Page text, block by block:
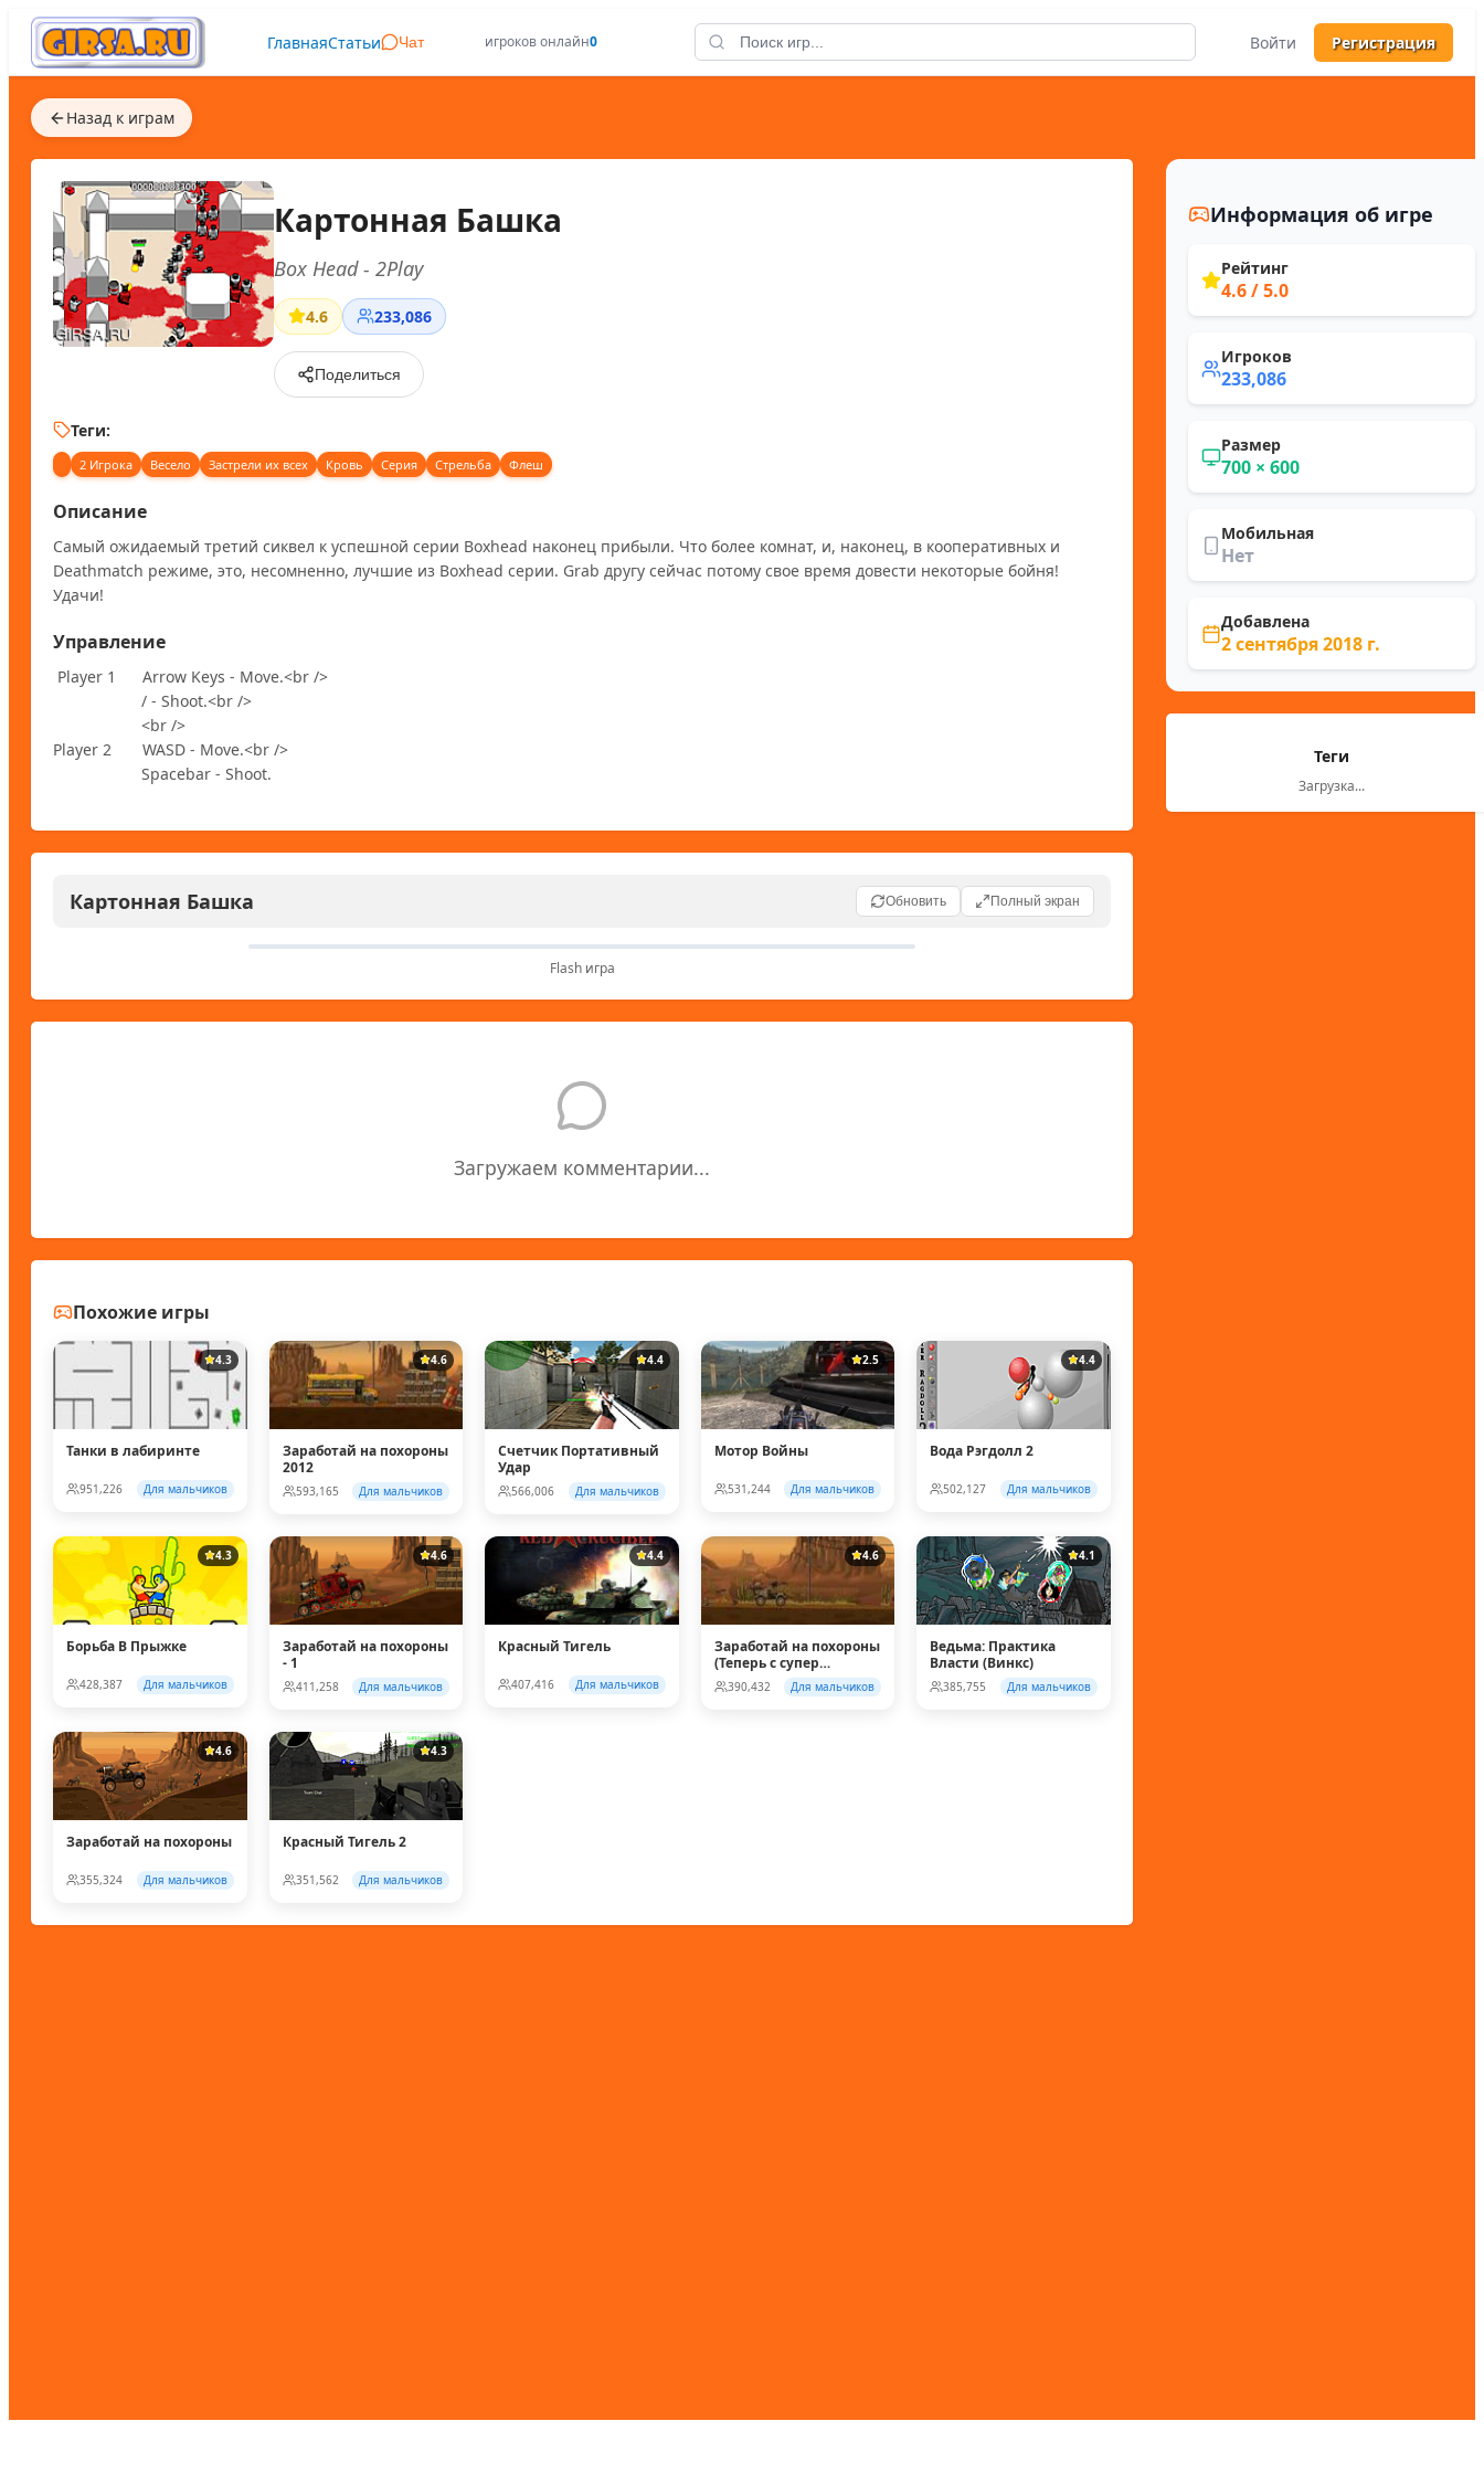
ГлавнаяСтатьи Чат игроков онлайн0 Войти Регистрация
Назад к играм
Картонная Башка
Box Head - 2Play
4.6 233,086
Поделиться
Теги:
2 Игрока Весело Застрели их всех Кровь Серия Стрельба Флеш
Описание
Самый ожидаемый третий сиквел к успешной серии Boxhead наконец прибыли. Что более комнат, и, наконец, в кооперативных и
Deathmatch режиме, это, несомненно, лучшие из Boxhead серии. Grab другу сейчас потому свое время довести некоторые бойня!
Удачи!
Управление
Player 2       WASD - Move.<br />
                    Spacebar - Shoot.
Картонная Башка Обновить Полный экран
Flash игра
Загружаем комментарии...
Похожие игры
4.3
Танки в лабиринте
951,226 Для мальчиков
4.6
Заработай на похороны
2012
593,165 Для мальчиков
4.4
Счетчик Портативный
Удар
566,006 Для мальчиков
2.5
Мотор Войны
531,244 Для мальчиков
4.4
Вода Рэгдолл 2
502,127 Для мальчиков
4.3
Борьба В Прыжке
428,387 Для мальчиков
4.6
Заработай на похороны
- 1
411,258 Для мальчиков
4.4
Красный Тигель
407,416 Для мальчиков
4.6
Заработай на похороны
(Теперь с супер
колесом!)
390,432 Для мальчиков
4.1
Ведьма: Практика
Власти (Винкс)
385,755 Для мальчиков
4.6
Заработай на похороны
355,324 Для мальчиков
4.3
Красный Тигель 2
351,562 Для мальчиков
Информация об игре
Рейтинг
4.6/ 5.0
Игроков
233,086
Размер
700 × 600
Мобильная
Нет
Добавлена
2 сентября 2018 г.
Теги
Загрузка...